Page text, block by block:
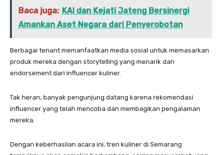
Baca juga: KAI dan Kejati Jateng Bersinergi
Amankan Aset Negara dari Penyerobotan
Berbagai tenant memanfaatkan media sosial untuk memasarkan
produk mereka dengan storytelling yang menarik dan
endorsement dari influencer kuliner.
Tak heran, banyak pengunjung datang karena rekomendasi
influencer yang telah mencoba dan membagikan pengalaman
mereka.
Dengan keberhasilan acara ini, tren kuliner di Semarang